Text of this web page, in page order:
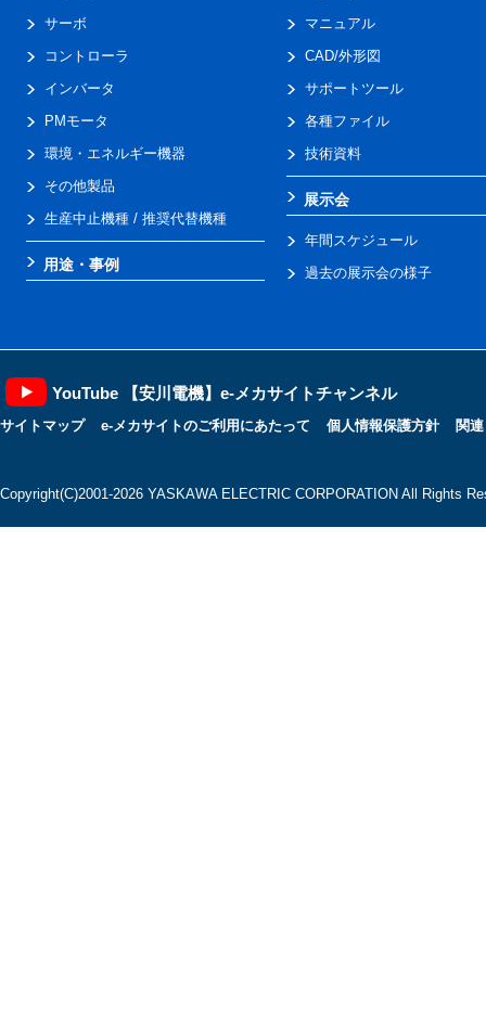
サーボ
コントローラ
インバータ
PMモータ
環境・エネルギー機器
その他製品
生産中止機種 / 推奨代替機種
用途・事例
マニュアル
CAD/外形図
サポートツール
各種ファイル
技術資料
展示会
年間スケジュール
過去の展示会の様子
YouTube 【安川電機】e-メカサイトチャンネル
サイトマップ e-メカサイトのご利用にあたって 個人情報保護方針 関
Copyright(C)2001‐2026 YASKAWA ELECTRIC CORPORATION All Rights